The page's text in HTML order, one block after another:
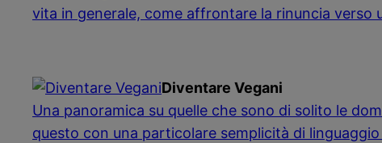
vita in generale, come affrontare la rinuncia verso
Diventare Vegani
Una panoramica su quelle che sono di solito le
questo con una particolare semplicità di